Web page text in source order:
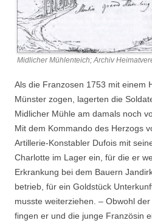
Midlicher Mühlenteich; Archiv
Als die Franzosen 1753 mit einem
Münster zogen, lagerten die
Midlicher Mühle am damals noch
Mit dem Kommando des Herzogs
Artillerie-Konstabler Dufois mit
Charlotte im Lager ein, für die er
Erkrankung bei dem Bauern
betrieb, für ein Goldstück
musste weiterziehen. – Obwohl
fingen er und die junge Französin